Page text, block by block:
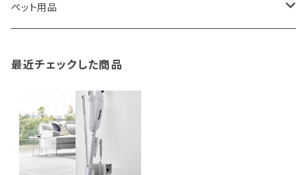
TG
Like-it
ショルダーバッグ
スポーツバッグ
マザーズバッグ
収納用品
ソープディスペンサー
タオルハンガー
バス用品
ウェットティッシュケース
ガーデニング用品
蚊やり
ノート
卓球用品
ペット用品
その他
最近チェックした商品